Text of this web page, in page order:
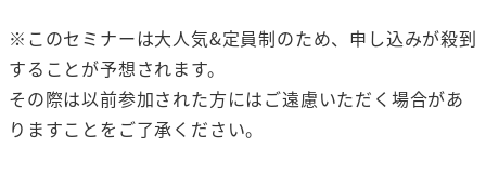
※このセミナーは大人気&定員制のため、申し込みが殺到
することが予想されます。
その際は以前参加された方にはご遠慮いただく場合があ
りますことをご了承ください。